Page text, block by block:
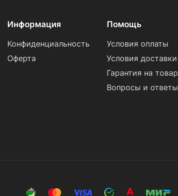
Информация
Конфиденциальность
Оферта
Помощь
Условия оплаты
Условия доставки
Гарантия на товар
Вопросы и ответы